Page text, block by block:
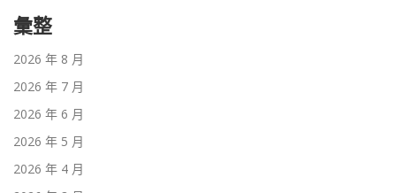
彙整
2026 年 8 月
2026 年 7 月
2026 年 6 月
2026 年 5 月
2026 年 4 月